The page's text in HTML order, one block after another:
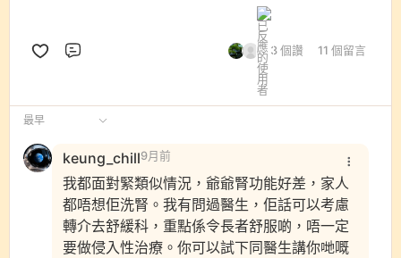
3 個讚 11 個留言
最早
keung_chill9月前
我都面對緊類似情況，爺爺腎功能好差，家人
都唔想佢洗腎。我有問過醫生，佢話可以考慮
轉介去舒緩科，重點係令長者舒服啲，唔一定
要做侵入性治療。你可以試下同醫生講你哋嘅